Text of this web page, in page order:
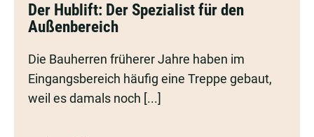
Hublift:
Der
Spezialist
den
Der Hublift: Der Spezialist für den
Außenbereich
Die Bauherren früherer Jahre haben im
Eingangsbereich häufig eine Treppe gebaut,
weil es damals noch [...]